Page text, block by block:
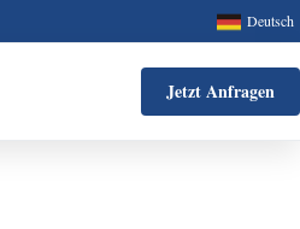
Deutsch
Jetzt Anfragen